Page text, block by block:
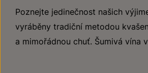
Poznejte jedinečnost našich
vyráběny tradiční metodou
a mimořádnou chuť. Šumivá vína